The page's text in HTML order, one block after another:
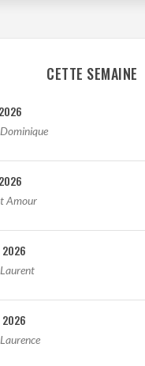
CETTE SEMAINE
Amour
2026
2026